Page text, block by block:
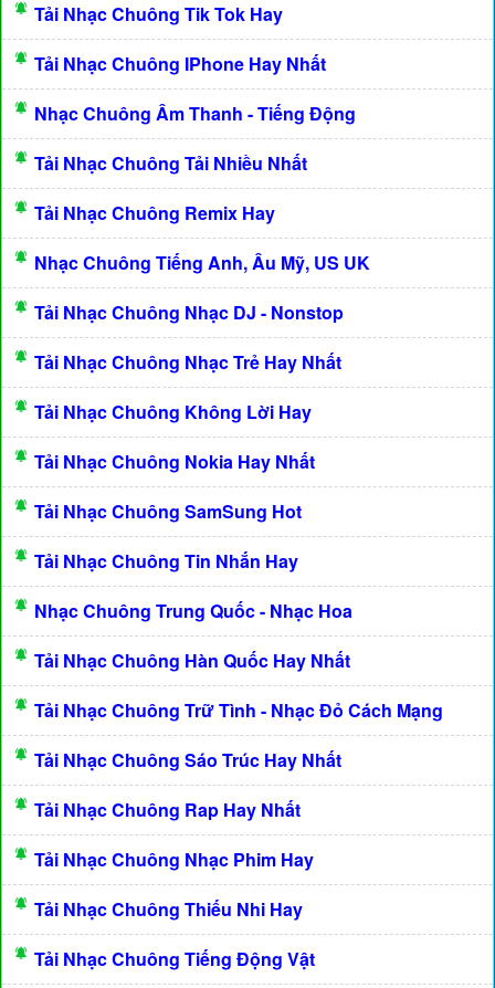
Tải Nhạc Chuông Tik Tok Hay
Tải Nhạc Chuông IPhone Hay Nhất
Nhạc Chuông Âm Thanh - Tiếng Động
Tải Nhạc Chuông Tải Nhiều Nhất
Tải Nhạc Chuông Remix Hay
Nhạc Chuông Tiếng Anh, Âu Mỹ, US UK
Tải Nhạc Chuông Nhạc DJ - Nonstop
Tải Nhạc Chuông Nhạc Trẻ Hay Nhất
Tải Nhạc Chuông Không Lời Hay
Tải Nhạc Chuông Nokia Hay Nhất
Tải Nhạc Chuông SamSung Hot
Tải Nhạc Chuông Tin Nhắn Hay
Nhạc Chuông Trung Quốc - Nhạc Hoa
Tải Nhạc Chuông Hàn Quốc Hay Nhất
Tải Nhạc Chuông Trữ Tình - Nhạc Đỏ Cách Mạng
Tải Nhạc Chuông Sáo Trúc Hay Nhất
Tải Nhạc Chuông Rap Hay Nhất
Tải Nhạc Chuông Nhạc Phim Hay
Tải Nhạc Chuông Thiếu Nhi Hay
Tải Nhạc Chuông Tiếng Động Vật